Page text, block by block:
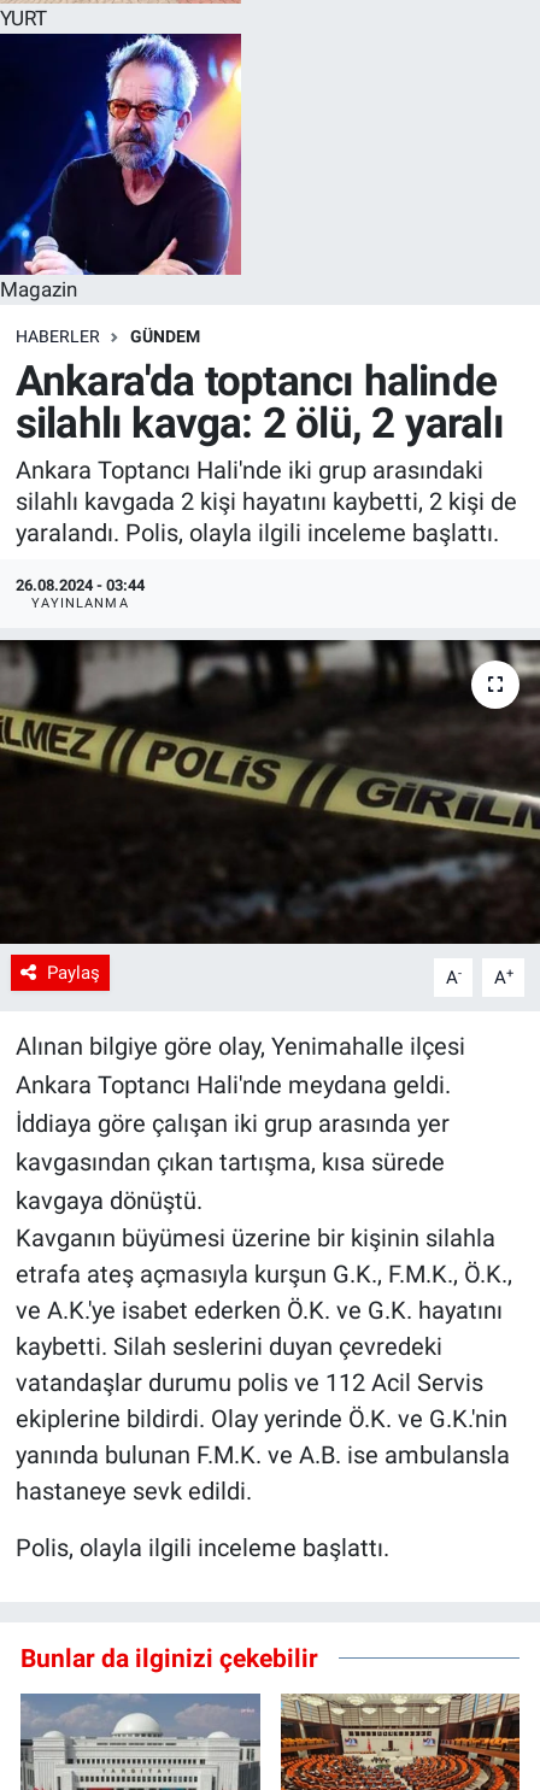
YURT
Magazin
HABERLER GÜNDEM
Ankara'da toptancı halinde
silahlı kavga: 2 ölü, 2 yaralı
Ankara Toptancı Hali'nde iki grup arasındaki
silahlı kavgada 2 kişi hayatını kaybetti, 2 kişi de
yaralandı. Polis, olayla ilgili inceleme başlattı.
26.08.2024 - 03:44
YAYINLANMA
Paylaş A- A+
Alınan bilgiye göre olay, Yenimahalle ilçesi
Ankara Toptancı Hali'nde meydana geldi.
İddiaya göre çalışan iki grup arasında yer
kavgasından çıkan tartışma, kısa sürede
kavgaya dönüştü.
Kavganın büyümesi üzerine bir kişinin silahla
etrafa ateş açmasıyla kurşun G.K., F.M.K., Ö.K.,
ve A.K.'ye isabet ederken Ö.K. ve G.K. hayatını
kaybetti. Silah seslerini duyan çevredeki
vatandaşlar durumu polis ve 112 Acil Servis
ekiplerine bildirdi. Olay yerinde Ö.K. ve G.K.'nin
yanında bulunan F.M.K. ve A.B. ise ambulansla
hastaneye sevk edildi.
Polis, olayla ilgili inceleme başlattı.
Bunlar da ilginizi çekebilir